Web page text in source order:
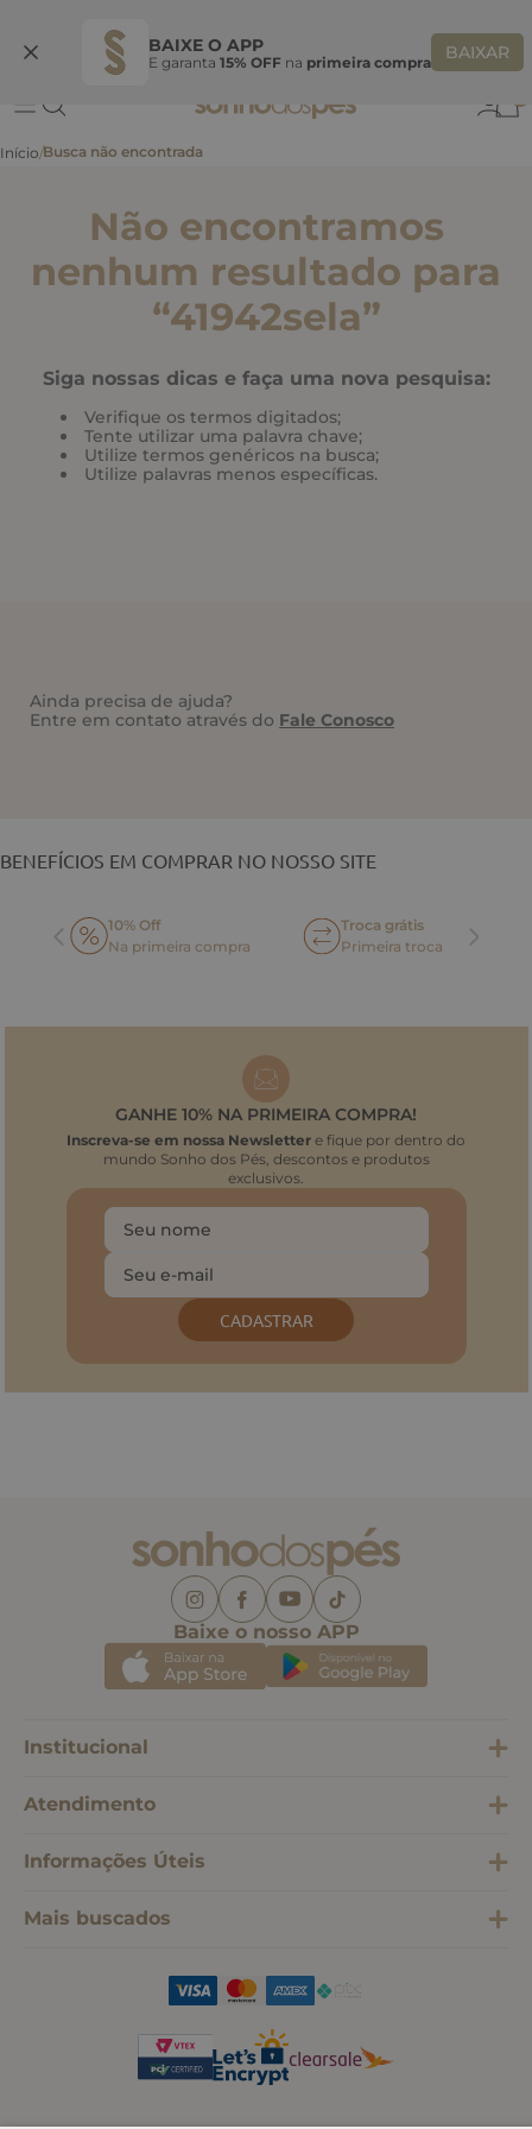
BAIXE O APP
E garanta 15% OFF na primeira compra BAIXAR
BEMVINDASONHO
Não encontramos
nenhum resultado para
“41942sela”
Siga nossas dicas e faça uma nova pesquisa:
Verifique os termos digitados;
Tente utilizar uma palavra chave;
Utilize termos genéricos na busca;
Utilize palavras menos específicas.
Ainda precisa de ajuda?
Entre em contato através do Fale Conosco
BENEFÍCIOS EM COMPRAR NO NOSSO SITE
10% Off
Na primeira compra
Troca grátis
Primeira troca
GANHE 10% NA PRIMEIRA COMPRA!
Inscreva-se em nossa Newsletter e fique por dentro do
mundo Sonho dos Pés, descontos e produtos
exclusivos.
CADASTRAR
Baixe o nosso APP
Institucional
Atendimento
Informações Úteis
Mais buscados